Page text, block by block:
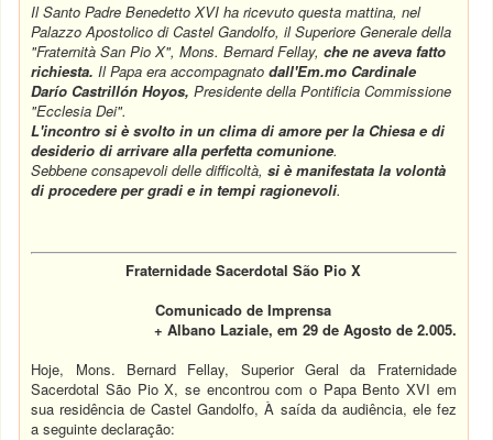
Il Santo Padre Benedetto XVI ha ricevuto questa mattina, nel
Palazzo Apostolico di Castel Gandolfo, il Superiore Generale della
"Fraternità San Pio X", Mons. Bernard Fellay,che ne aveva fatto
richiesta.Il Papa era accompagnatodall'Em.mo Cardinale
Darío Castrillón Hoyos, Presidente della Pontificia Commissione
"Ecclesia Dei".
L'incontro si è svolto in un clima di amore per la Chiesa e di
desiderio di arrivare alla perfetta comunione.
Sebbene consapevoli delle difficoltà,si è manifestata la volontà
di procedere per gradi e in tempi ragionevoli.
Fraternidade Sacerdotal São Pio X
Comunicado de Imprensa
+ Albano Laziale, em 29 de Agosto de 2.005.
Hoje, Mons. Bernard Fellay, Superior Geral da Fraternidade
Sacerdotal São Pio X, se encontrou com o Papa Bento XVI em
sua residência de Castel Gandolfo, À saída da audiência, ele fez
a seguinte declaração: